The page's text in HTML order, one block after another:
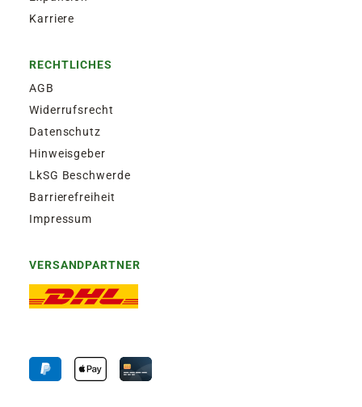
Karriere
RECHTLICHES
AGB
Widerrufsrecht
Datenschutz
Hinweisgeber
LkSG Beschwerde
Barrierefreiheit
Impressum
VERSANDPARTNER